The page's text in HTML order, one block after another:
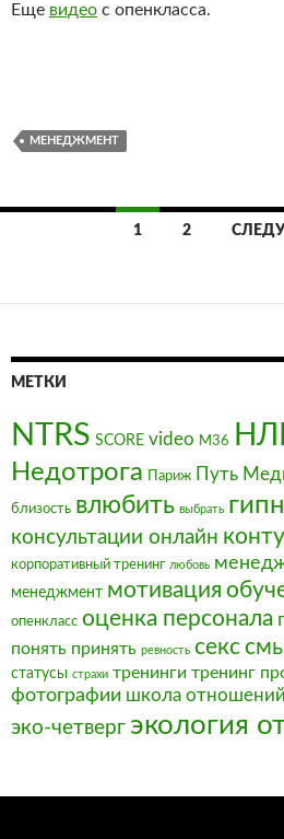
Еще видео с опенкласса.
МЕНЕДЖМЕНТ
Навигация
записям
1 2
МЕТКИ
NTRS SCORE video М36
Недотрога Париж Путь
близость влюбить выбрать
консультации онлайн
корпоративный тренинг любовь
менеджмент мотивация
опенкласс оценка персонала
понять принять ревность секс
статусы страхи тренинги тренинг
фотографии школа отношений
эко-четверг экология